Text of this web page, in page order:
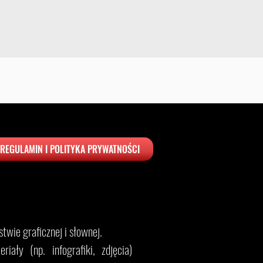
REGULAMIN I POLITYKA PRYWATNOŚCI
graficznej i słownej.
(np. infografiki, zdjęcia)